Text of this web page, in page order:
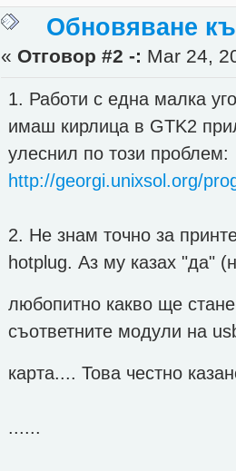
Обновяване
« Отговор #2 -: Mar 24,
1. Работи с една малка
имаш кирлица в GTK2
улеснил по този проблем:
http://georgi.unixsol.org/
2. Не знам точно за
hotplug. Аз му казах "да"
любопитно какво ще
съответните модули на
карта.... Това честно
......